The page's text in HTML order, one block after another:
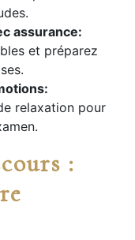
assurance:
et préparez
relaxation pour
: